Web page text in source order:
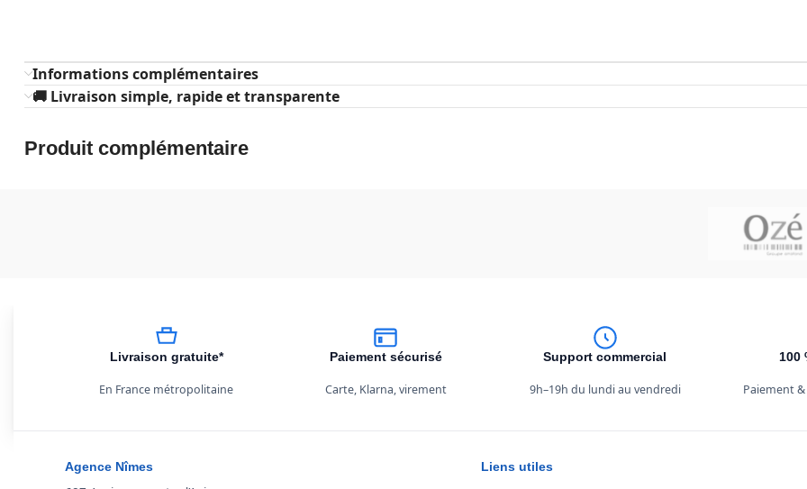
Informations complémentaires
🚚 Livraison simple, rapide et transparente
Produit complémentaire
Livraison gratuite*
En France métropolitaine
Paiement sécurisé
Carte, Klarna, virement
Support commercial
9h–19h du lundi au vendredi
100
Paiement
Agence Nîmes Liens utiles